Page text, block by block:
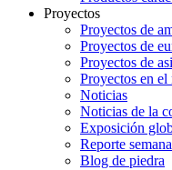
Proyectos
Proyectos de
Proyectos de
Proyectos de
Proyectos en el
Noticias
Noticias de la
Exposición
Reporte
Blog de piedra